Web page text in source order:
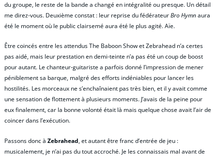
du groupe, le reste de la bande a changé en intégralité ou presque. Un détail
me direz-vous. Deuxième constat : leur reprise du fédérateurBro Hymnaura
été le moment où le public clairsemé aura été le plus agité. Aïe.
Être coincés entre les attendus The Baboon Show et Zebrahead n’a certes
pas aidé, mais leur prestation en demi-teinte n’a pas été un coup de boost
pour autant. Le chanteur-guitariste a parfois donné l’impression de mener
péniblement sa barque, malgré des efforts indéniables pour lancer les
hostilités. Les morceaux ne s’enchaînaient pas très bien, et il y avait comme
une sensation de flottement à plusieurs moments. J’avais de la peine pour
eux finalement, car la bonne volonté était là mais quelque chose avait l’air de
coincer dans l’exécution.
Passons donc à Zebrahead, et autant être franc d’entrée de jeu :
musicalement, je n’ai pas du tout accroché. Je les connaissais mal avant de